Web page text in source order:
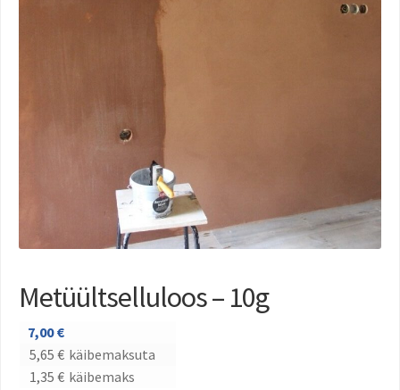
Metüültselluloos – 10g
7,00€
5,65 € käibemaksuta
1,35 € käibemaks